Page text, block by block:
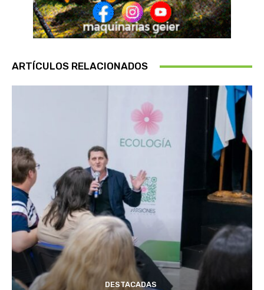
ARTÍCULOS RELACIONADOS
DESTACADAS